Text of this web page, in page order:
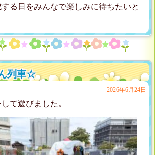
る日をみんなで楽しみに待ちたいと
列車☆
2026年6月24日
て遊びました。